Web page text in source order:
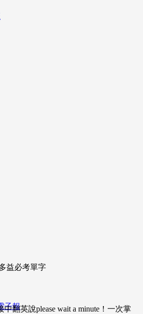
子報
益必考單字
翻英說please wait a minute！一次掌